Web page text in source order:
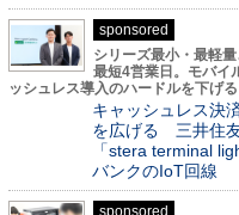
sponsored
シリーズ最小・最軽
最短4営業日。モバイ
ッシュレス導入のハードルを下げる
キャッシュレス決
を広げる 三井住
「stera terminal
バンクのIoT回線
sponsored